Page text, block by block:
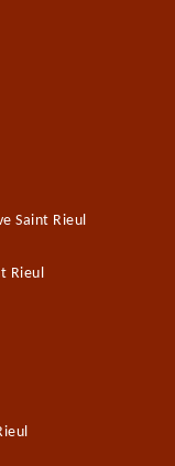
Saint Rieul
Rieul